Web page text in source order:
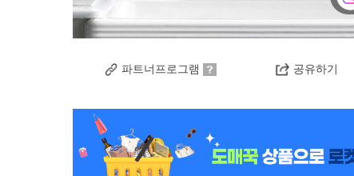
파트너프로그램 공유하기